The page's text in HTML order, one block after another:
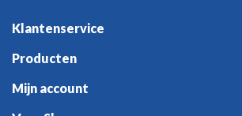
Klantenservice
Producten
Mijn account